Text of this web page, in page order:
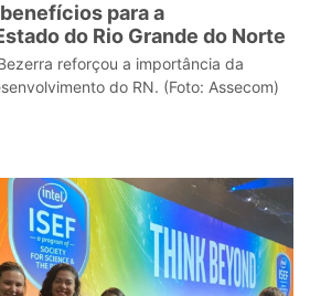
para a
do Rio Grande do Norte
reforçou a importância da
do RN. (Foto: Assecom)